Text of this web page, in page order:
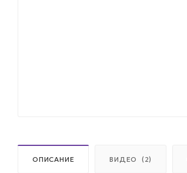
ОПИСАНИЕ ВИДЕО (2)